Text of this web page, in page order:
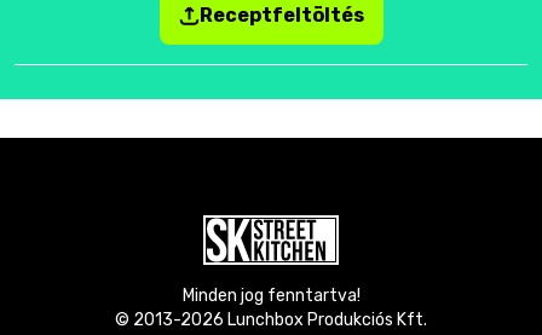
Receptfeltöltés
Minden jog fenntartva!
© 2013-2026 Lunchbox Produkciós Kft.